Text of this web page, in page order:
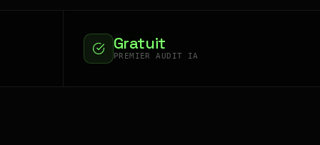
Gratuit
PREMIER AUDIT IA